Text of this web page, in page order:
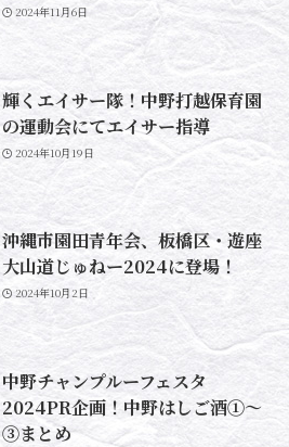
2024年11月6日
輝く️エイサー隊！中野打越保育園
の運動会にてエイサー指導
2024年10月19日
沖縄市園田青年会、板橋区・遊座
大山道じゅねー2024に登場！
2024年10月2日
中野チャンプルーフェスタ
2024PR企画！中野はしご酒①～
③まとめ